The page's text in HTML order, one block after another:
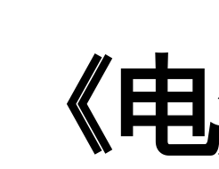
《